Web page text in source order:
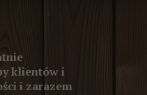
klientów i
i zarazem